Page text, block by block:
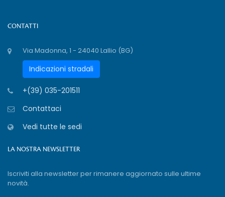
CONTATTI
Via Madonna, 1 - 24040 Lallio (BG)
Indicazioni stradali
+(39) 035-201511
Contattaci
Vedi tutte le sedi
LA NOSTRA NEWSLETTER
Iscriviti alla newsletter per rimanere aggiornato sulle ultime
novità.